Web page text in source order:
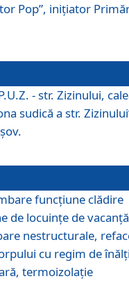
Pop”, iniţiator
- str. Zizinului,
sudică a str.
funcţiune clădire
de locuinţe de
nestructurale,
cu regim de
termoizolaţie